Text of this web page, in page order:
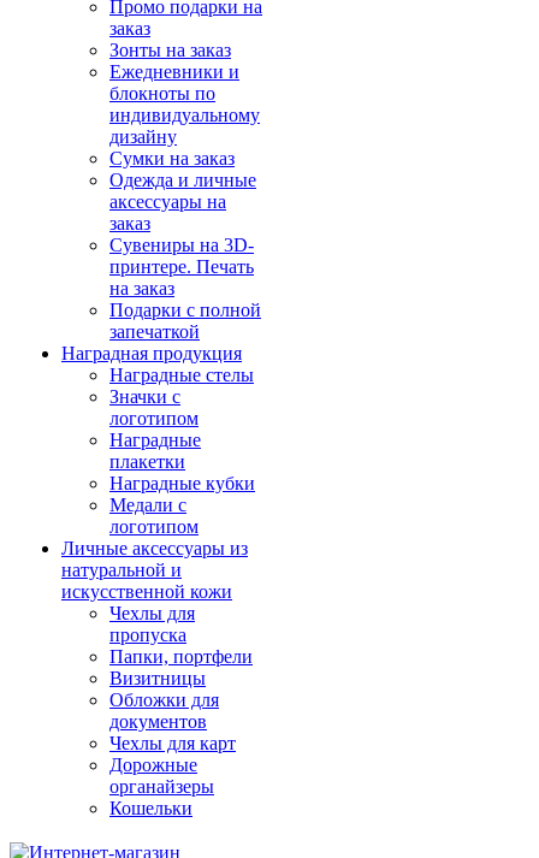
Промо подарки на
заказ
Зонты на заказ
Ежедневники и
блокноты по
индивидуальному
дизайну
Сумки на заказ
Одежда и личные
аксессуары на
заказ
Сувениры на 3D-
принтере. Печать
на заказ
Подарки с полной
запечаткой
Наградная продукция
Наградные стелы
Значки с
логотипом
Наградные
плакетки
Наградные кубки
Медали с
логотипом
Личные аксессуары из
натуральной и
искусственной кожи
Чехлы для
пропуска
Папки, портфели
Визитницы
Обложки для
документов
Чехлы для карт
Дорожные
органайзеры
Кошельки